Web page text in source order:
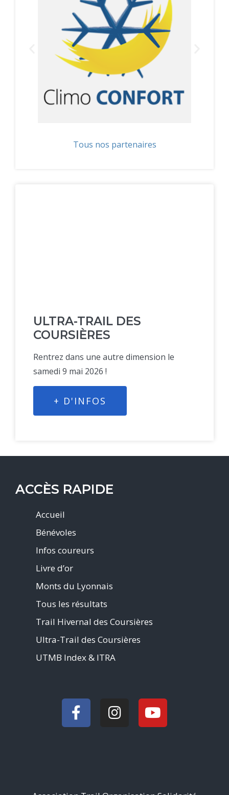
Tous nos partenaires
ULTRA-TRAIL DES
COURSIÈRES
Rentrez dans une autre dimension le
samedi 9 mai 2026 !
+ D'INFOS
ACCÈS RAPIDE
Accueil
Bénévoles
Infos coureurs
Livre d’or
Monts du Lyonnais
Tous les résultats
Trail Hivernal des Coursières
Ultra-Trail des Coursières
UTMB Index & ITRA